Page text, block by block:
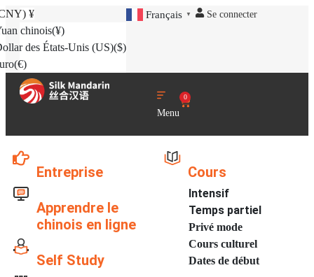
¥
chinois(¥)
des États-Unis (US)($)
(€)
Français ▼ Se connecter
Menu
0
Entreprise
Apprendre le
chinois en ligne
Self Study
Cours
Intensif
Temps partiel
Privé mode
Cours culturel
Dates de début